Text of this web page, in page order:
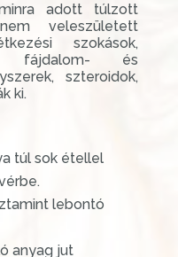
adott túlzott
veleszületett
szokások,
fájdalom- és
szteroidok,
ki.
túl sok étellel
lebontó
anyag jut